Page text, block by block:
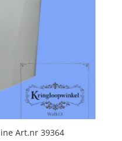
Art.nr 39364